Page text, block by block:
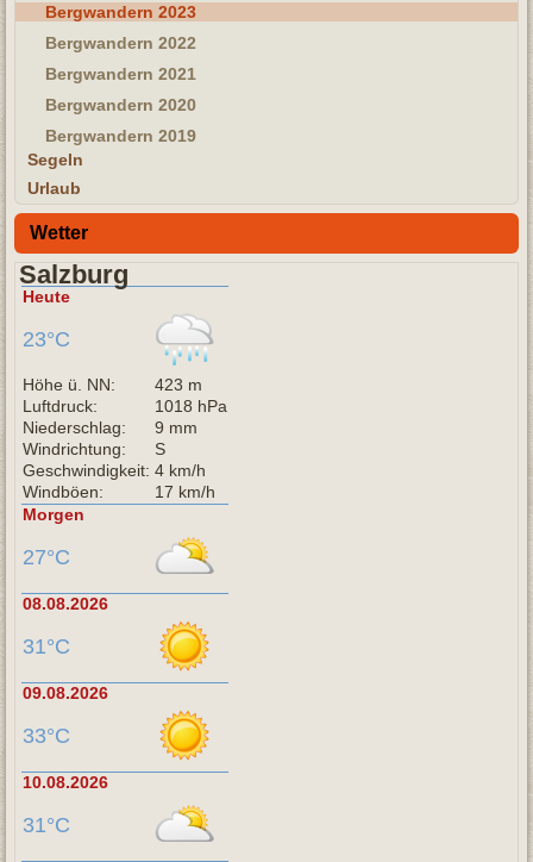
Bergwandern 2023
Bergwandern 2022
Bergwandern 2021
Bergwandern 2020
Bergwandern 2019
Segeln
Urlaub
Wetter
Salzburg
Heute
23°C
Höhe ü. NN:
423 m
Luftdruck:
1018 hPa
Niederschlag:
9 mm
Windrichtung:
S
Geschwindigkeit: 4 km/h
Windböen:
17 km/h
Morgen
27°C
08.08.2026
31°C
09.08.2026
33°C
10.08.2026
31°C